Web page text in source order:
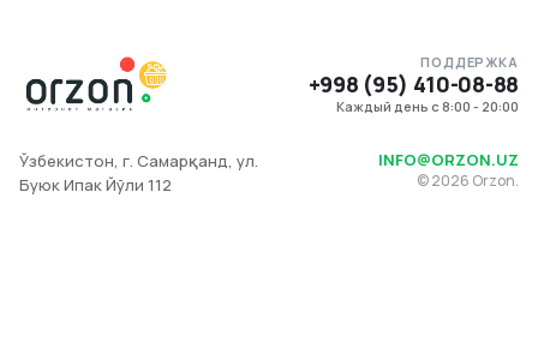
ПОДДЕРЖКА
+998 (95) 410-08-88
Каждый день с 8:00 - 20:00
Ўзбекистон, г. Самарқанд, ул.
Буюк Ипак Йўли 112
INFO@ORZON.UZ
©2026 Orzon.